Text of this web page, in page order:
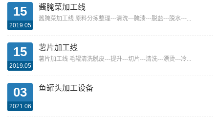
15
2019.05
酱腌菜加工线
酱腌菜加工线 原料分拣整理---清洗---腌渍---脱盐---脱水---...
15
2019.05
薯片加工线
薯片加工线 毛辊清洗脱皮---提升---切片---清洗---漂烫---冷...
03
2021.06
鱼罐头加工设备